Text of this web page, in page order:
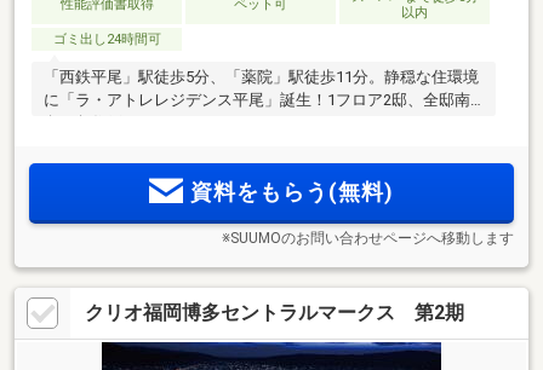
性能評価書取得 ペット可
以内
ゴミ出し24時間可
「西鉄平尾」駅徒歩5分、「薬院」駅徒歩11分。静穏な住環境
に「ラ・アトレレジデンス平尾」誕生！1フロア2邸、全邸南
資料をもらう(無料)
※SUUMOのお問い合わせページへ移動します
クリオ福岡博多セントラルマークス 第2期